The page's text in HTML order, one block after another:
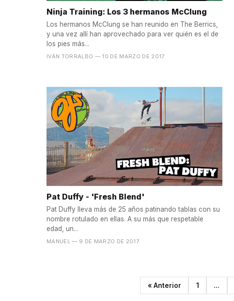
Ninja Training: Los 3 hermanos McClung
Los hermanos McClung se han reunido en The Berrics,
y una vez allí han aprovechado para ver quién es el de
los pies más...
IVÁN TORRALBO — 10 DE MARZO DE 2017
Pat Duffy - 'Fresh Blend'
Pat Duffy lleva más de 25 años patinando tablas con su
nombre rotulado en ellas. A su más que respetable
edad, un...
MANUEL — 9 DE MARZO DE 2017
« Anterior 1 ...